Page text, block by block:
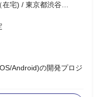
て期待されているポイン
、EC機能、MA&CDP活
ライズCRMなど
宅) / 東京都渋谷区
Android)の開発プロジ